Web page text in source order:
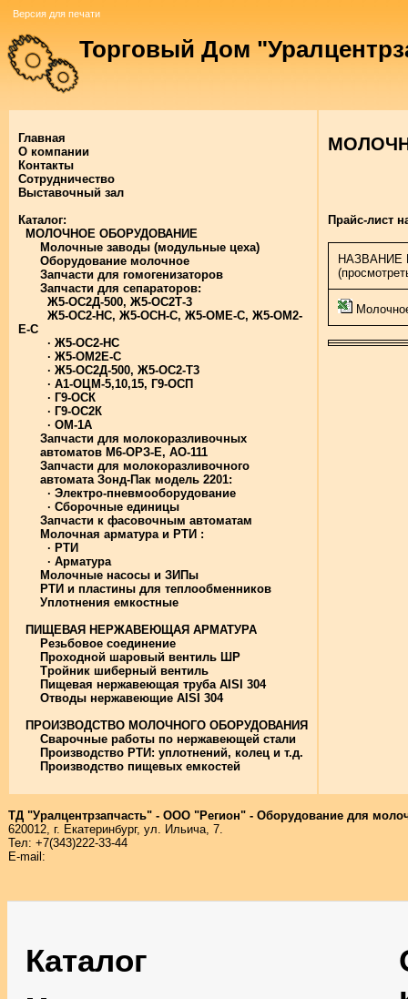
Торговый Дом
Главная
О компании
Контакты
Сотрудничество
Выставочный зал
Каталог:
МОЛОЧНОЕ ОБОРУДОВАНИЕ
Молочные заводы (модульные цеха)
Оборудование молочное
Запчасти для гомогенизаторов
Запчасти для сепараторов:
Ж5-ОС2Д-500, Ж5-ОС2Т-3
Ж5-ОС2-НС, Ж5-ОСН-С, Ж5-ОМЕ-С, Ж5-ОМ2-
Е-С
· Ж5-ОС2-НС
· Ж5-ОМ2Е-С
· Ж5-ОС2Д-500, Ж5-ОС2-Т3
· А1-ОЦМ-5,10,15, Г9-ОСП
· Г9-ОСК
· Г9-ОС2К
· ОМ-1А
Запчасти для молокоразливочных
автоматов М6-ОРЗ-Е, АО-111
Запчасти для молокоразливочного
автомата Зонд-Пак модель 2201:
· Электро-пневмооборудование
· Сборочные единицы
Запчасти к фасовочным автоматам
Молочная арматура и РТИ :
· РТИ
· Арматура
Молочные насосы и ЗИПы
РТИ и пластины для теплообменников
Уплотнения емкостные
ПИЩЕВАЯ НЕРЖАВЕЮЩАЯ АРМАТУРА
Резьбовое соединение
Проходной шаровый вентиль ШР
Тройник шиберный вентиль
Пищевая нержавеющая труба AISI 304
Отводы нержавеющие AISI 304
ПРОИЗВОДСТВО МОЛОЧНОГО ОБОРУДОВАНИЯ
Сварочные работы по нержавеющей стали
Производство РТИ: уплотнений, колец и т.д.
Производство пищевых емкостей
Прайс-лист
НАЗВАНИЕ
ТД "Уралцентрзапчасть" - ООО "Регион" - Оборудование для
620012, г. Екатеринбург, ул. Ильича, 7.
Тел: +7(343)222-33-44
E-mail:
Каталог